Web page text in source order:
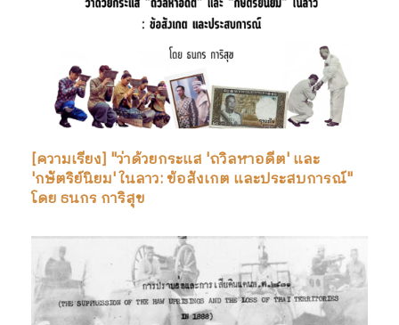
[ความเรียง] "ว่าด้วยกระแส 'ถวิลหาอดีต' และ
'กษัตริย์นิยม' ในลาว: ข้อสังเกต และประสบการณ์"
โดย ธนกร การิสุข